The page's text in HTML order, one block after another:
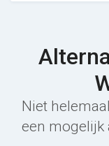
Niet
een mogelijk